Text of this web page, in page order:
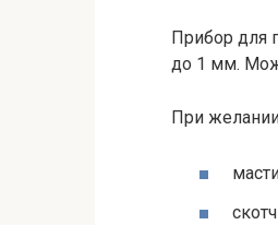
Прибор для
до 1 мм.
При